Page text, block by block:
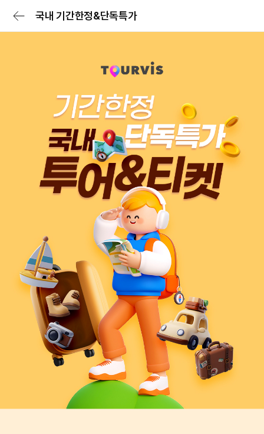
국내 기간한정&단독특가
전체메뉴
투어&티켓
숙박세일 페스타
전세계 리조트 특가
럭셔리 셀렉트
일본 다이렉트
투어비스 혜택